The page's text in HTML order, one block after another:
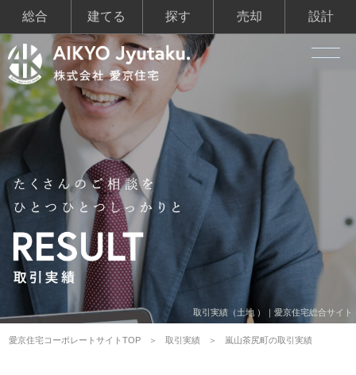
総合 建てる 探す 売却 設計
取引実績（土地 ）｜愛京住宅総合サイト
愛京住宅コーポレートサイトTOP 取引実績 嵐山茶尻町の取引実績